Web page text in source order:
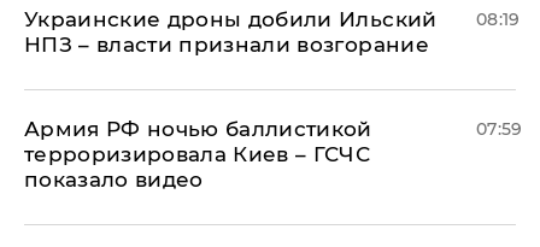
Украинские дроны добили Ильский
НПЗ – власти признали возгорание
08:19
Армия РФ ночью баллистикой
терроризировала Киев – ГСЧС
показало видео
07:59